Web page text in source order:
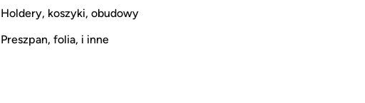
Holdery, koszyki, obudowy
Preszpan, folia, i inne